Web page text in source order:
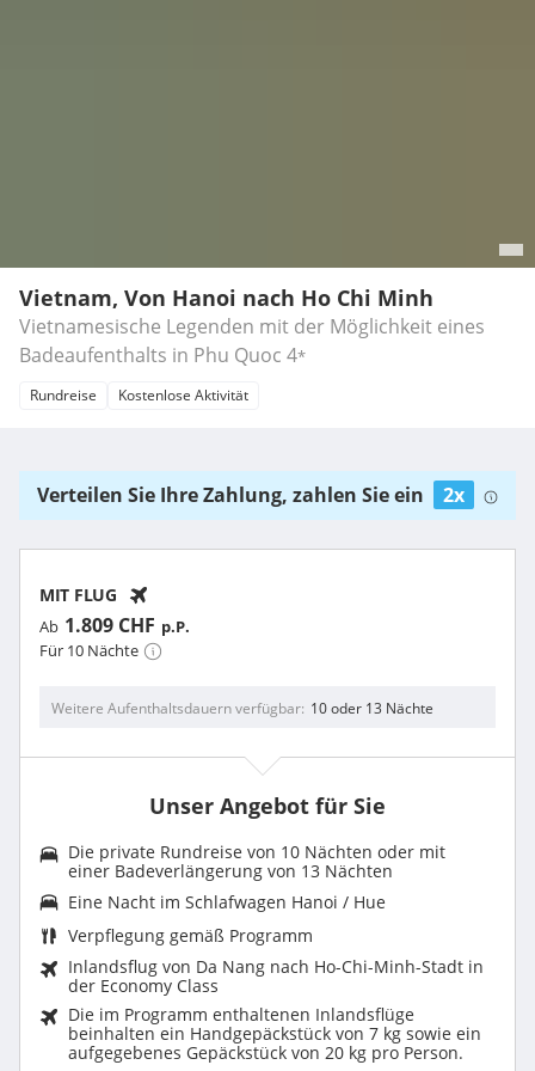
Vietnam, Von Hanoi nach Ho Chi Minh
Vietnamesische Legenden mit der Möglichkeit eines
Badeaufenthalts in Phu Quoc 4*
Rundreise Kostenlose Aktivität
Verteilen Sie Ihre Zahlung, zahlen Sie ein 2x
MIT FLUG
Ab 1.809 CHF p.P.
Für 10 Nächte
Weitere Aufenthaltsdauern verfügbar 10 oder 13 Nächte
Unser Angebot für Sie
Die private Rundreise von 10 Nächten oder mit
einer Badeverlängerung von 13 Nächten
Eine Nacht im Schlafwagen Hanoi / Hue
Verpflegung gemäß Programm
Inlandsflug von Da Nang nach Ho-Chi-Minh-Stadt in
der Economy Class
Die im Programm enthaltenen Inlandsflüge
beinhalten ein Handgepäckstück von 7 kg sowie ein
aufgegebenes Gepäckstück von 20 kg pro Person.